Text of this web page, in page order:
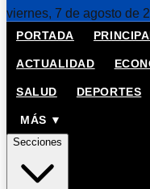
viernes, 7 de agosto de
PORTADA
ACTUALIDAD
SALUD DEPORTES
MÁS ▼
Secciones